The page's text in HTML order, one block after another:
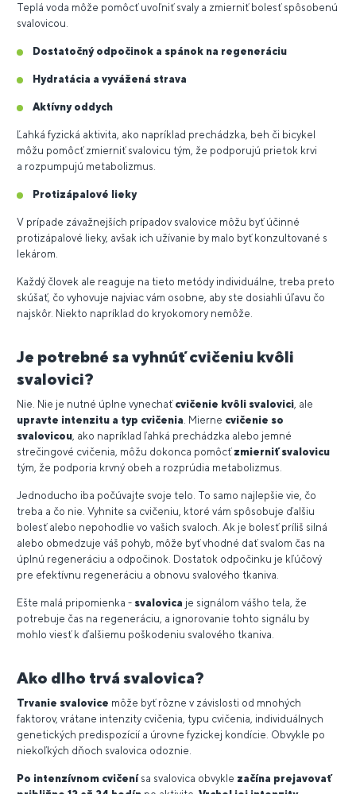
Teplá voda môže pomôcť uvoľniť svaly a zmierniť bolesť spôsobenú
svalovicou.
Dostatočný odpočinok a spánok na regeneráciu
Hydratácia a vyvážená strava
Aktívny oddych
Ľahká fyzická aktivita, ako napríklad prechádzka, beh či bicykel
môžu pomôcť zmierniť svalovicu tým, že podporujú prietok krvi
a rozpumpujú metabolizmus.
Protizápalové lieky
V prípade závažnejších prípadov svalovice môžu byť účinné
protizápalové lieky, avšak ich užívanie by malo byť konzultované s
lekárom.
Každý človek ale reaguje na tieto metódy individuálne, treba preto
skúšať, čo vyhovuje najviac vám osobne, aby ste dosiahli úľavu čo
najskôr. Niekto napríklad do kryokomory nemôže.
Je potrebné sa vyhnúť cvičeniu kvôli
svalovici?
Nie. Nie je nutné úplne vynechať cvičenie kvôli svalovici , ale
upravte intenzitu a typ cvičenia . Mierne cvičenie so
svalovicou , ako napríklad ľahká prechádzka alebo jemné
strečingové cvičenia, môžu dokonca pomôcť zmierniť svalovicu
tým, že podporia krvný obeh a rozprúdia metabolizmus.
Jednoducho iba počúvajte svoje telo. To samo najlepšie vie, čo
treba a čo nie. Vyhnite sa cvičeniu, ktoré vám spôsobuje ďalšiu
bolesť alebo nepohodlie vo vašich svaloch. Ak je bolesť príliš silná
alebo obmedzuje váš pohyb, môže byť vhodné dať svalom čas na
úplnú regeneráciu a odpočinok. Dostatok odpočinku je kľúčový
pre efektívnu regeneráciu a obnovu svalového tkaniva.
Ešte malá pripomienka - svalovica je signálom vášho tela, že
potrebuje čas na regeneráciu, a ignorovanie tohto signálu by
mohlo viesť k ďalšiemu poškodeniu svalového tkaniva.
Ako dlho trvá svalovica?
Trvanie svalovice môže byť rôzne v závislosti od mnohých
faktorov, vrátane intenzity cvičenia, typu cvičenia, individuálnych
genetických predispozícií a úrovne fyzickej kondície. Obvykle po
niekoľkých dňoch svalovica odoznie.
Po intenzívnom cvičenísa svalovica obvykle začína prejavovať